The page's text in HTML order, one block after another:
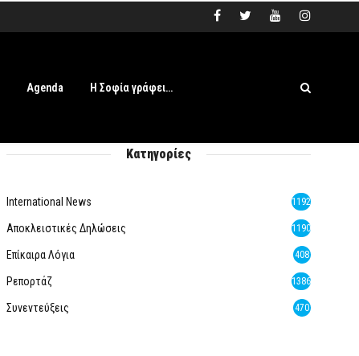
Agenda Η Σοφία γράφει…
Κατηγορίες
International News 1192
Αποκλειστικές Δηλώσεις 1190
Επίκαιρα Λόγια 408
Ρεπορτάζ 1386
Συνεντεύξεις 470